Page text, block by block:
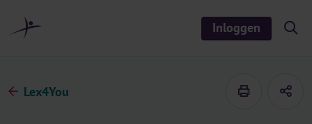
Inloggen
S
i
Lex4You